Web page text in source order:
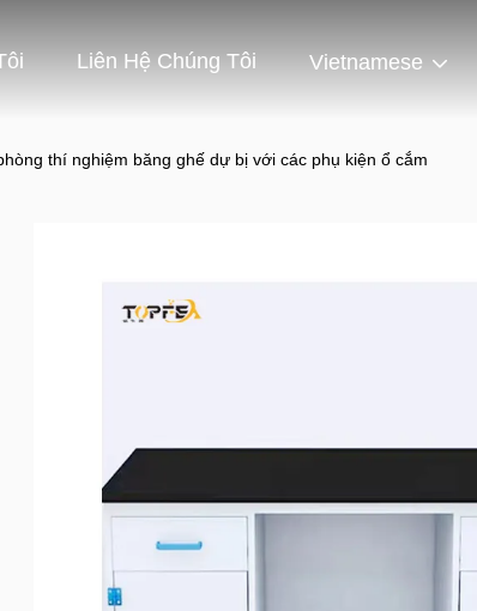
Liên Hệ Chúng Tôi Vietnamese
thí nghiệm băng ghế dự bị với các phụ kiện ổ cắm